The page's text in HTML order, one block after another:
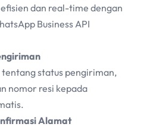
dan real-time dengan
Business API
status pengiriman,
nomor resi kepada
Alamat